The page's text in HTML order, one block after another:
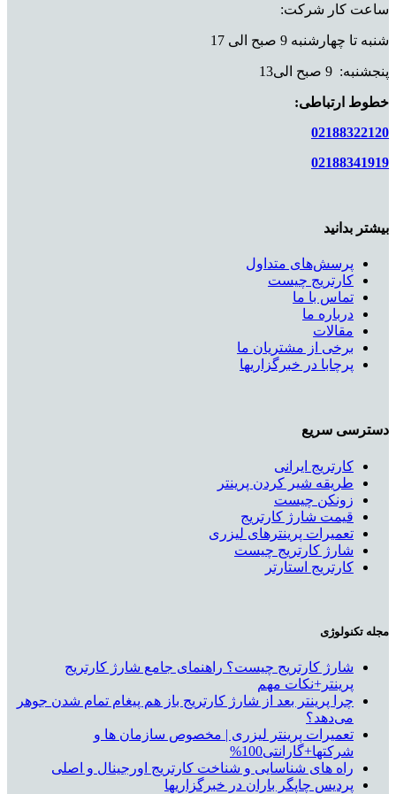
ساعت کار شرکت:
شنبه تا چهارشنبه 9 صبح الی 17
پنجشنبه: 9 صبح الی13
خطوط ارتباطی:
02188322120
02188341919
بیشتر بدانید
پرسش‌های متداول
کارتریج چیست
تماس با ما
درباره ما
مقالات
برخی از مشتریان ما
پرچابا در خبرگزاریها
دسترسی سریع
کارتریج ایرانی
طریقه شیر کردن پرینتر
زونکن چیست
قیمت شارژ کارتریج
تعمیرات پرینترهای لیزری
شارژ کارتریج چیست
کارتریج استارتر
مجله تکنولوژی
شارژ کارتریج چیست؟ راهنمای جامع شارژ کارتریج
پرینتر+نکات مهم
چرا پرینتر بعد از شارژ کارتریج باز هم پیغام تمام شدن جوهر
می‌دهد؟
تعمیرات پرینتر لیزری | مخصوص سازمان ها و
شرکتها+گارانتی100%
راه های شناسایی و شناخت کارتریج اورجینال و اصلی
پردیس چاپگر باران در خبرگزاریها